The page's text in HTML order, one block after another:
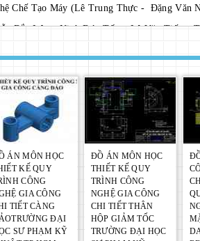
Chế Tạo Máy (Lê Trung Thực - Đặng Văn
Đắc Lộc – Ninh Đức Tốn – Lê Văn Tiến –
Văn Địch – Nhà Xuất Bản Khoa Học Kỹ
Tiến – Trần Văn Địch – Trần Xuân Việt)
2 (Bộ môn Công Nghệ Chế Tạo Máy Trường
Viết Bình - Lê Đăng Hoành - Nguyễn
Trần Thế San- Hồ Viết Bình)
CHI TIẾT ĐỒ GÁ KHOAN, đồ án môn học
quy trình công nghệ gia công chi tiết
ÁN MÔN HỌC
KẾ QUY
CÔNG
GIA CÔNG
TIẾT CÀNG
ĐẠI
SƯ PHẠM KỸ
ĐỒ ÁN MÔN HỌC
THIẾT KẾ QUY
TRÌNH CÔNG
NGHỆ GIA CÔNG
CHI TIẾT THÂN
HỘP GIẢM TỐC
TRƯỜNG ĐẠI HỌC